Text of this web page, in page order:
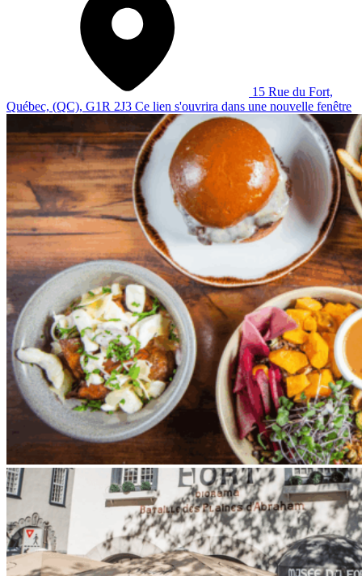
15 Rue du Fort,
Québec, (QC), G1R 2J3 Ce lien s'ouvrira dans une nouvelle fenêtre